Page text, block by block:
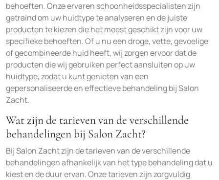
behoeften. Onze ervaren schoonheidsspecialisten zijn
getraind om uw huidtype te analyseren en de juiste
producten te kiezen die het meest geschikt zijn voor uw
specifieke behoeften. Of u nu een droge, vette, gevoelige
of gecombineerde huid heeft, wij zorgen ervoor dat de
producten die wij gebruiken perfect aansluiten op uw
huidtype, zodat u kunt genieten van een
gepersonaliseerde en effectieve behandeling bij Salon
Zacht.
Wat zijn de tarieven van de verschillende
behandelingen bij Salon Zacht?
Bij Salon Zacht zijn de tarieven van de verschillende
behandelingen afhankelijk van het type behandeling dat u
kiest en de duur ervan. Onze tarieven zijn zorgvuldig